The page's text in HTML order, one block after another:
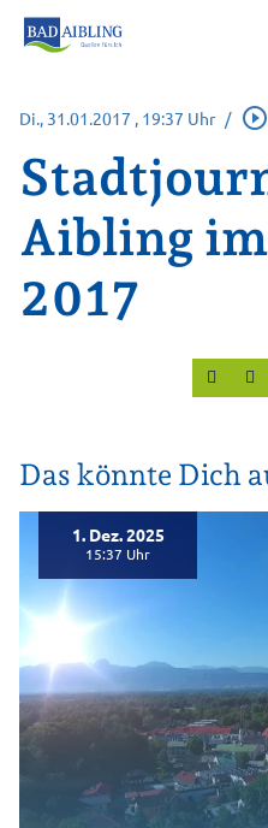
Di., 31.01.2017 , 19:37 Uhr / play_circle_outline
Aibling
2017
Das könnte Dich
1. Dez. 2025
15:37